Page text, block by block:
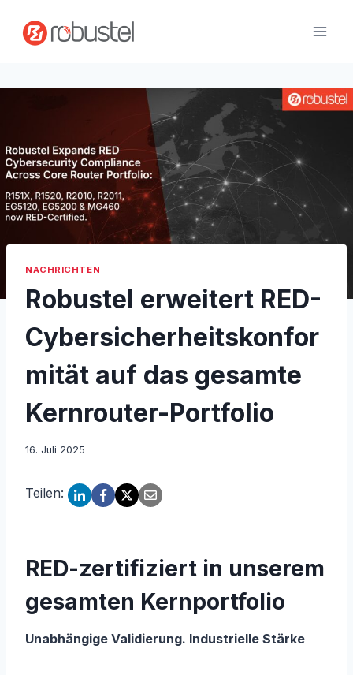
Inhalt
springen
NACHRICHTEN
Robustel erweitert RED-
Cybersicherheitskonfor
mität auf das gesamte
Kernrouter-Portfolio
16. Juli 2025
Teilen:
RED-zertifiziert in unserem
gesamten Kernportfolio
Unabhängige Validierung. Industrielle Stärke